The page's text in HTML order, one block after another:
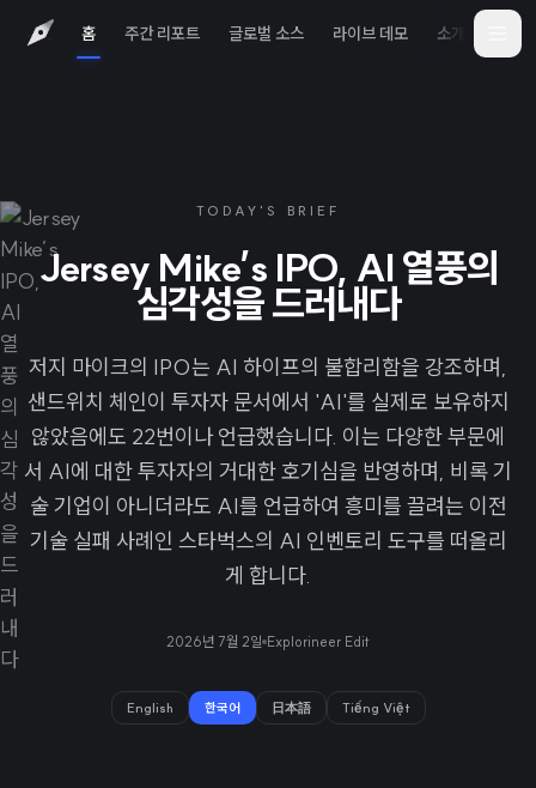
홈 주간 리포트 글로벌 소스 라이브 데모 소개
TODAY'S BRIEF
Jersey Mike’s IPO, AI 열풍의
심각성을 드러내다
저지 마이크의 IPO는 AI 하이프의 불합리함을 강조하며,
샌드위치 체인이 투자자 문서에서 'AI'를 실제로 보유하지
않았음에도 22번이나 언급했습니다. 이는 다양한 부문에
서 AI에 대한 투자자의 거대한 호기심을 반영하며, 비록 기
술 기업이 아니더라도 AI를 언급하여 흥미를 끌려는 이전
기술 실패 사례인 스타벅스의 AI 인벤토리 도구를 떠올리
게 합니다.
2026년 7월 2일 Explorineer Edit
English 한국어 日本語 Tiếng Việt